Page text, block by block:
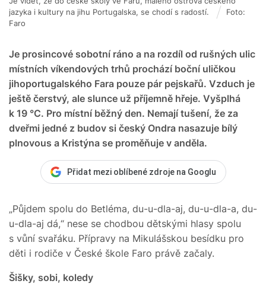
Je prosincové sobotní ráno a na rozdíl od rušných ulic
místních víkendových trhů prochází boční uličkou
jihoportugalského Fara pouze pár pejskařů. Vzduch je
ještě čerstvý, ale slunce už příjemně hřeje. Vyšplhá
k 19 °C. Pro místní běžný den. Nemají tušení, že za
dveřmi jedné z budov si český Ondra nasazuje bílý
plnovous a Kristýna se proměňuje v anděla.
jazyka i kultury na jihu Portugalska, se chodí s radostí.
Foto:
Faro
Přidat mezi oblíbené zdroje na Googlu
„Půjdem spolu do Betléma, du-u-dla-aj, du-u-dla-a, du-
u-dla-aj dá,“ nese se chodbou dětskými hlasy spolu
s vůní svařáku. Přípravy na Mikulášskou besídku pro
děti i rodiče v České škole Faro právě začaly.
Šišky, sobi, koledy